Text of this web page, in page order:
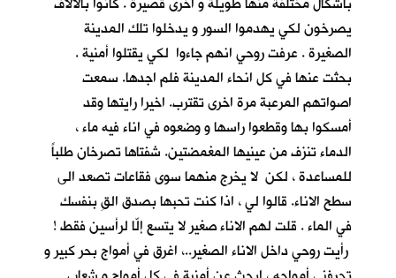
يصرخون لكي يهدموا السور و يدخلوا تلك المدينة
الصغيرة . عرفت روحي انهم جاءوا لكي يقتلوا أمنية .
بحثت عنها في كل انحاء المدينة فلم اجدها. سمعت
اصواتهم المرعبة مرة اخرى تقترب. اخيرا رايتها وقد
أمسكوا بها وقطعوا راسها و وضعوه في اناء فيه ماء ،
الدماء تنزف من عينيها المغمضتين. شفتاها تصرخان طلباً
للمساعدة ، لكن لا يخرج منهما سوى فقاعات تصعد الى
سطح الاناء. قالوا لي ، اذا كنت تحبها بصدق القِ بنفسك
في الماء . قلت لهم الاناء صغير لا يتسع إلّا لرأسين فقط !
رأيت روحي داخل الاناء الصغير..، اغرق في أمواج بحر كبير و